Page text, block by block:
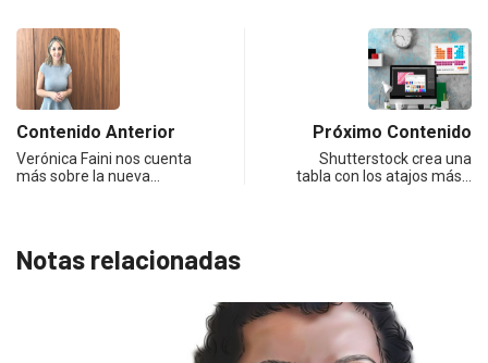
Contenido Anterior
Verónica Faini nos cuenta
más sobre la nueva…
Próximo Contenido
Shutterstock crea una
tabla con los atajos más…
Notas relacionadas